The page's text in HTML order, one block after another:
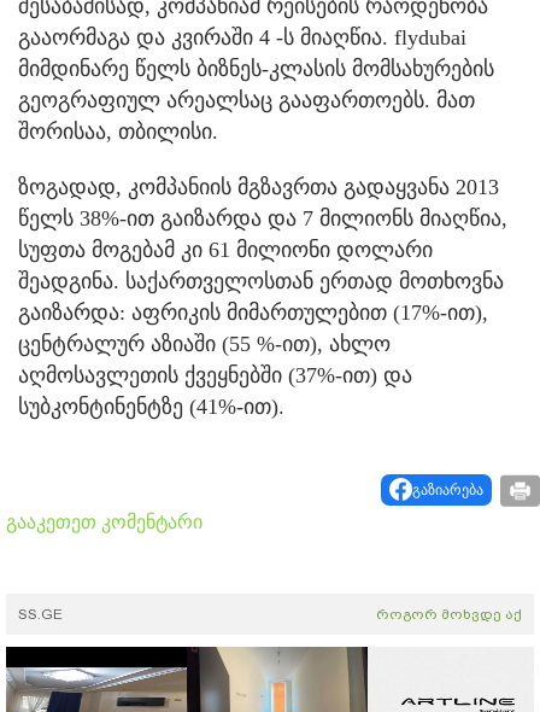
შესაბამისად, კომპანიამ რეისების რაოდენობა
გააორმაგა და კვირაში 4 -ს მიაღწია. flydubai
მიმდინარე წელს ბიზნეს-კლასის მომსახურების
გეოგრაფიულ არეალსაც გააფართოებს. მათ
შორისაა, თბილისი.
ზოგადად, კომპანიის მგზავრთა გადაყვანა 2013
წელს 38%-ით გაიზარდა და 7 მილიონს მიაღწია,
სუფთა მოგებამ კი 61 მილიონი დოლარი
შეადგინა. საქართველოსთან ერთად მოთხოვნა
გაიზარდა: აფრიკის მიმართულებით (17%-ით),
ცენტრალურ აზიაში (55 %-ით), ახლო
აღმოსავლეთის ქვეყნებში (37%-ით) და
სუბკონტინენტზე (41%-ით).
გაზიარება
გააკეთეთ კომენტარი
SS.GE როგორ მოხვდე აქ